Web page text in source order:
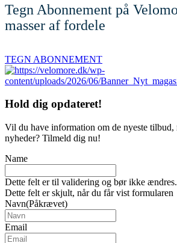
Tegn Abonnement på
masser af fordele
TEGN ABONNEMENT
Hold dig opdateret!
Vil du have information om de nyeste tilbud,
nyheder? Tilmeld dig nu!
Name
Dette felt er til validering og bør ikke ændres.
Dette felt er skjult, når du får vist formularen
Navn(Påkrævet)
Email